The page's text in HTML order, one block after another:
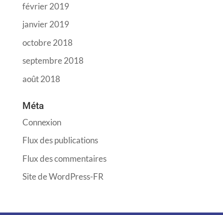
février 2019
janvier 2019
octobre 2018
septembre 2018
août 2018
Méta
Connexion
Flux des publications
Flux des commentaires
Site de WordPress-FR